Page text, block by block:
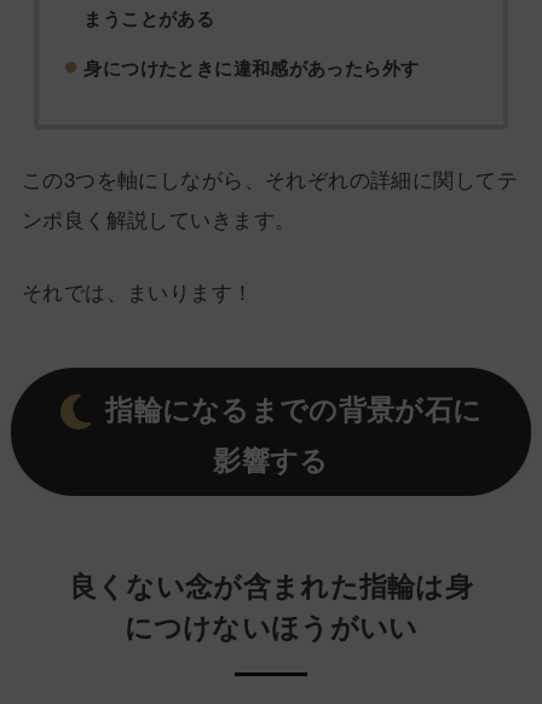
まうことがある
身につけたときに違和感があったら外す
この3つを軸にしながら、それぞれの詳細に関してテ
ンポ良く解説していきます。
それでは、まいります！
指輪になるまでの背景が石に
影響する
良くない念が含まれた指輪は身
につけないほうがいい